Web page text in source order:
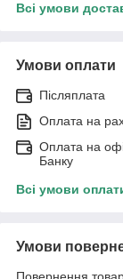
Всі умови
Умови оплати
Післяплата
Оплата на
Оплата на
Банку
Всі умови
Умови